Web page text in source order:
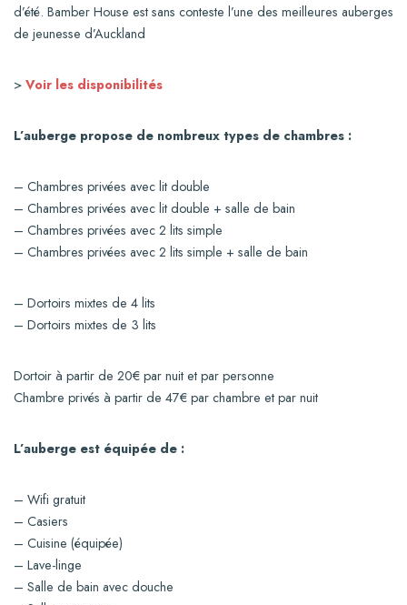
d’été. Bamber House est sans conteste l’une des meilleures auberges
de jeunesse d’Auckland
> Voir les disponibilités
L’auberge propose de nombreux types de chambres :
– Chambres privées avec lit double
– Chambres privées avec lit double + salle de bain
– Chambres privées avec 2 lits simple
– Chambres privées avec 2 lits simple + salle de bain
– Dortoirs mixtes de 4 lits
– Dortoirs mixtes de 3 lits
Dortoir à partir de 20€ par nuit et par personne
Chambre privés à partir de 47€ par chambre et par nuit
L’auberge est équipée de :
– Wifi gratuit
– Casiers
– Cuisine (équipée)
– Lave-linge
– Salle de bain avec douche